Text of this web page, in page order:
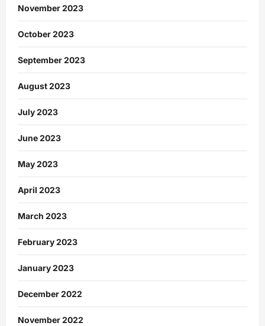
November 2023
October 2023
September 2023
August 2023
July 2023
June 2023
May 2023
April 2023
March 2023
February 2023
January 2023
December 2022
November 2022